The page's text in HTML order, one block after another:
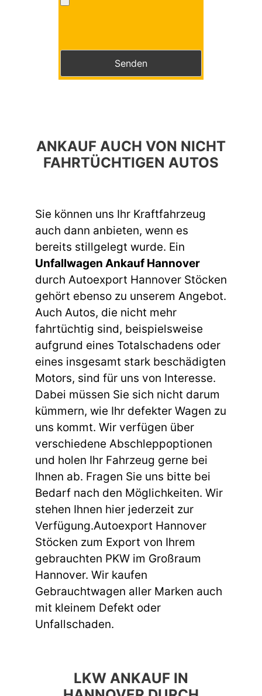
Bitte lasse dieses Feld leer.
ANKAUF AUCH VON NICHT
FAHRTÜCHTIGEN AUTOS
Sie können uns Ihr Kraftfahrzeug
auch dann anbieten, wenn es
bereits stillgelegt wurde. Ein
Unfallwagen Ankauf Hannover
durch Autoexport Hannover Stöcken
gehört ebenso zu unserem Angebot.
Auch Autos, die nicht mehr
fahrtüchtig sind, beispielsweise
aufgrund eines Totalschadens oder
eines insgesamt stark beschädigten
Motors, sind für uns von Interesse.
Dabei müssen Sie sich nicht darum
kümmern, wie Ihr defekter Wagen zu
uns kommt. Wir verfügen über
verschiedene Abschleppoptionen
und holen Ihr Fahrzeug gerne bei
Ihnen ab. Fragen Sie uns bitte bei
Bedarf nach den Möglichkeiten. Wir
stehen Ihnen hier jederzeit zur
Verfügung.Autoexport Hannover
Stöcken zum Export von Ihrem
gebrauchten PKW im Großraum
Hannover. Wir kaufen
Gebrauchtwagen aller Marken auch
mit kleinem Defekt oder
Unfallschaden.
LKW ANKAUF IN